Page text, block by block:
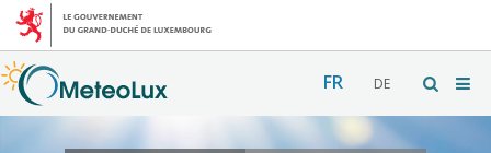
FR DE